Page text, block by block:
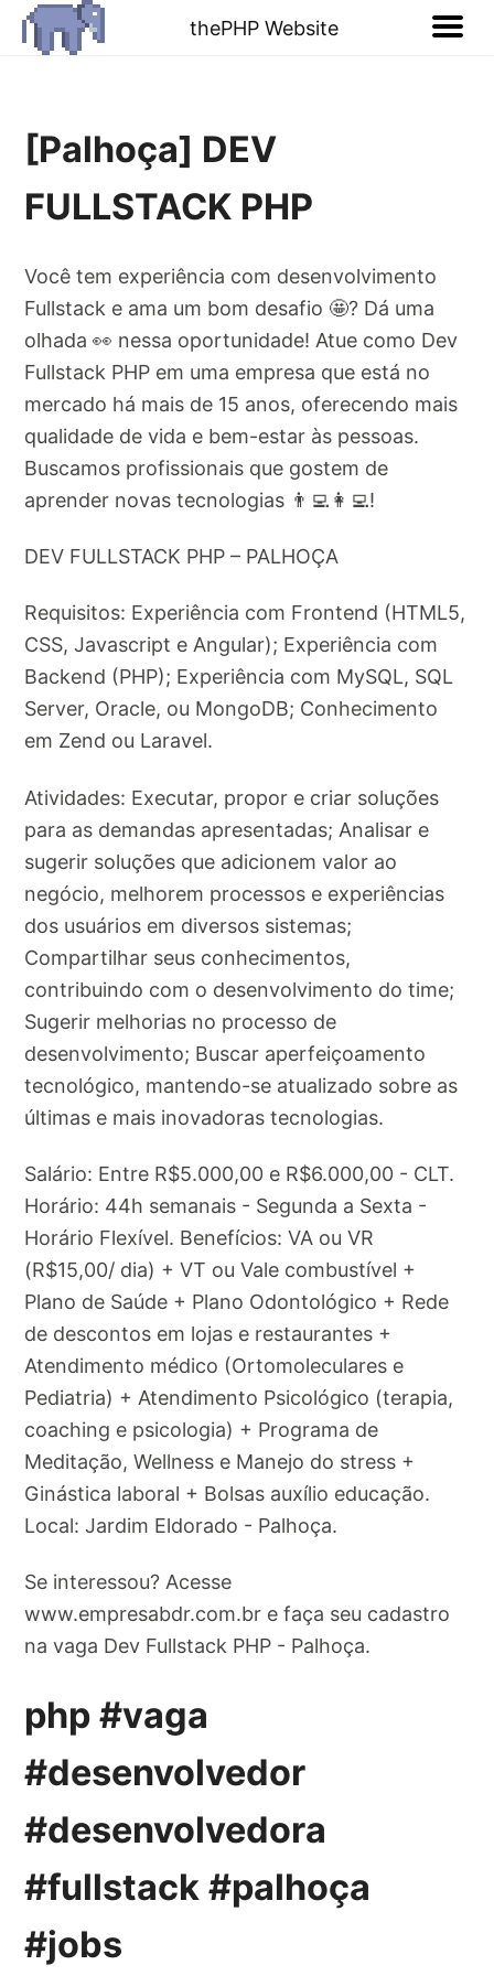
thePHP Website
[Palhoça] DEV
FULLSTACK PHP
Você tem experiência com desenvolvimento
Fullstack e ama um bom desafio 🤩? Dá uma
olhada 👀 nessa oportunidade! Atue como Dev
Fullstack PHP em uma empresa que está no
mercado há mais de 15 anos, oferecendo mais
qualidade de vida e bem-estar às pessoas.
Buscamos profissionais que gostem de
aprender novas tecnologias 👨‍💻👩‍💻!
DEV FULLSTACK PHP – PALHOÇA
Requisitos: Experiência com Frontend (HTML5,
CSS, Javascript e Angular); Experiência com
Backend (PHP); Experiência com MySQL, SQL
Server, Oracle, ou MongoDB; Conhecimento
em Zend ou Laravel.
Atividades: Executar, propor e criar soluções
para as demandas apresentadas; Analisar e
sugerir soluções que adicionem valor ao
negócio, melhorem processos e experiências
dos usuários em diversos sistemas;
Compartilhar seus conhecimentos,
contribuindo com o desenvolvimento do time;
Sugerir melhorias no processo de
desenvolvimento; Buscar aperfeiçoamento
tecnológico, mantendo-se atualizado sobre as
últimas e mais inovadoras tecnologias.
Salário: Entre R$5.000,00 e R$6.000,00 - CLT.
Horário: 44h semanais - Segunda a Sexta -
Horário Flexível. Benefícios: VA ou VR
(R$15,00/ dia) + VT ou Vale combustível +
Plano de Saúde + Plano Odontológico + Rede
de descontos em lojas e restaurantes +
Atendimento médico (Ortomoleculares e
Pediatria) + Atendimento Psicológico (terapia,
coaching e psicologia) + Programa de
Meditação, Wellness e Manejo do stress +
Ginástica laboral + Bolsas auxílio educação.
Local: Jardim Eldorado - Palhoça.
Se interessou? Acesse
www.empresabdr.com.br e faça seu cadastro
na vaga Dev Fullstack PHP - Palhoça.
php #vaga
#desenvolvedor
#desenvolvedora
#fullstack #palhoça
#jobs